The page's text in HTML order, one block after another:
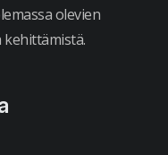
olevien